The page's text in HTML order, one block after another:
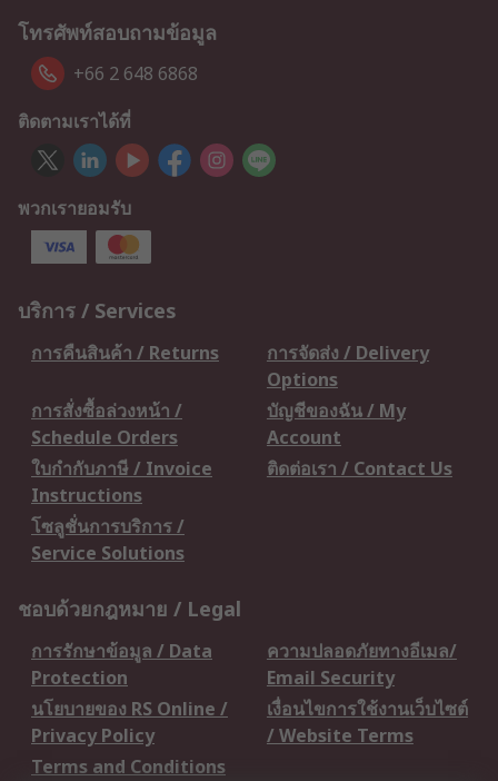
โทรศัพท์สอบถามข้อมูล
+66 2 648 6868
ติดตามเราได้ที่
พวกเรายอมรับ
บริการ / Services
การคืนสินค้า / Returns
การจัดส่ง / Delivery
Options
การสั่งซื้อล่วงหน้า /
Schedule Orders
บัญชีของฉัน / My
Account
ใบกำกับภาษี / Invoice
Instructions
ติดต่อเรา / Contact Us
โซลูชั่นการบริการ /
Service Solutions
ชอบด้วยกฎหมาย / Legal
การรักษาข้อมูล / Data
Protection
ความปลอดภัยทางอีเมล/
Email Security
นโยบายของ RS Online /
Privacy Policy
เงื่อนไขการใช้งานเว็บไซต์
/ Website Terms
Terms and Conditions